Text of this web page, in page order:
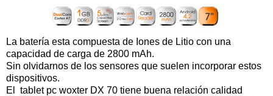
La batería esta compuesta de Iones de Litio con una
capacidad de carga de 2800 mAh.
Sin olvidarnos de los sensores que suelen incorporar estos
dispositivos.
El tablet pc woxter DX 70 tiene buena relación calidad